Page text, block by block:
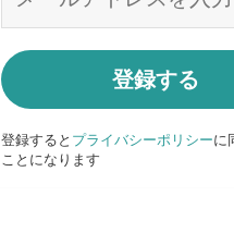
登録すると プライバシーポリシーに
ことになります